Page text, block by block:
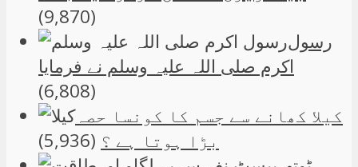
(9,870)
رسول
اکرم صلی اللہ علیہ وسلم نے فرمایا
(6,808)
کیلا کھانے سے جسم کا کونسا حصہ
بڑا ہوتا ہے ؟ (5,936)